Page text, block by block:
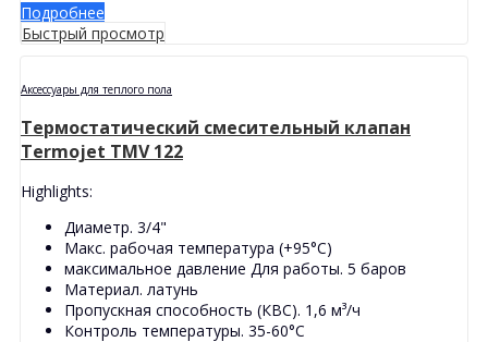
Подробнее
Быстрый просмотр
Аксессуары для теплого пола
Термостатический смесительный клапан
Termojet TMV 122
Highlights:
Диаметр. 3/4"
Макс. рабочая температура (+95°С)
максимальное давление Для работы. 5 баров
Материал. латунь
Пропускная способность (КВС). 1,6 м³/ч
Контроль температуры. 35-60°С